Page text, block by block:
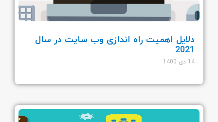
دلایل اهمیت راه اندازی وب سایت در سال
2021
14 دی 1400